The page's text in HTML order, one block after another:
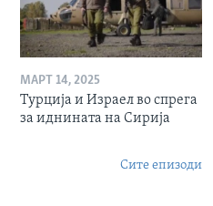
МАРТ 14, 2025
Турција и Израел во спрега
за иднината на Сирија
Сите епизоди